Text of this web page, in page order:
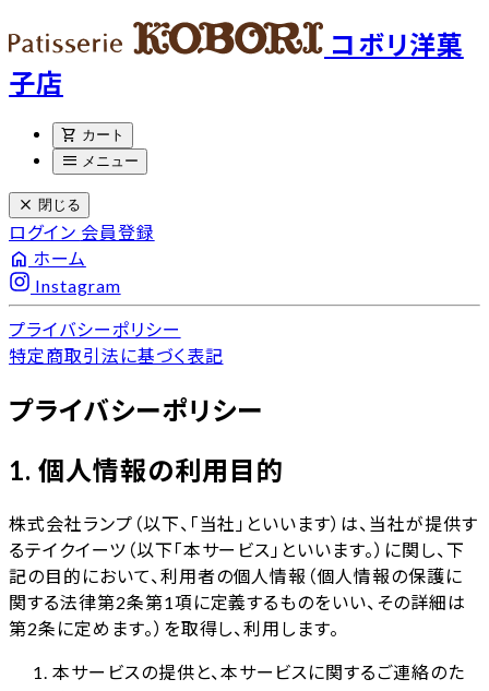
コボリ洋菓
子店
shopping_cart カート
menu メニュー
close 閉じる
ログイン 会員登録
home ホーム
Instagram
プライバシーポリシー
特定商取引法に基づく表記
プライバシーポリシー
1. 個人情報の利用目的
株式会社ランプ（以下、「当社」といいます）は、当社が提供す
るテイクイーツ（以下「本サービス」といいます。）に関し、下
記の目的において、利用者の個人情報（個人情報の保護に
関する法律第2条第1項に定義するものをいい、その詳細は
第2条に定めます。）を取得し、利用します。
本サービスの提供と、本サービスに関するご連絡のた